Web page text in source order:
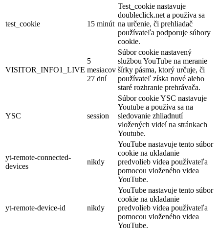
test_cookie 15 minút
Test_cookie nastavuje
doubleclick.net a používa sa
na určenie, či prehliadač
používateľa podporuje súbory
cookie.
VISITOR_INFO1_LIVE
5
mesiacov
27 dní
Súbor cookie nastavený
službou YouTube na meranie
šírky pásma, ktorý určuje, či
používateľ získa nové alebo
staré rozhranie prehrávača.
YSC session
Súbor cookie YSC nastavuje
Youtube a používa sa na
sledovanie zhliadnutí
vložených videí na stránkach
Youtube.
yt-remote-connected-
devices
nikdy
YouTube nastavuje tento súbor
cookie na ukladanie
predvolieb videa používateľa
pomocou vloženého videa
YouTube.
yt-remote-device-id nikdy
YouTube nastavuje tento súbor
cookie na ukladanie
predvolieb videa používateľa
pomocou vloženého videa
YouTube.